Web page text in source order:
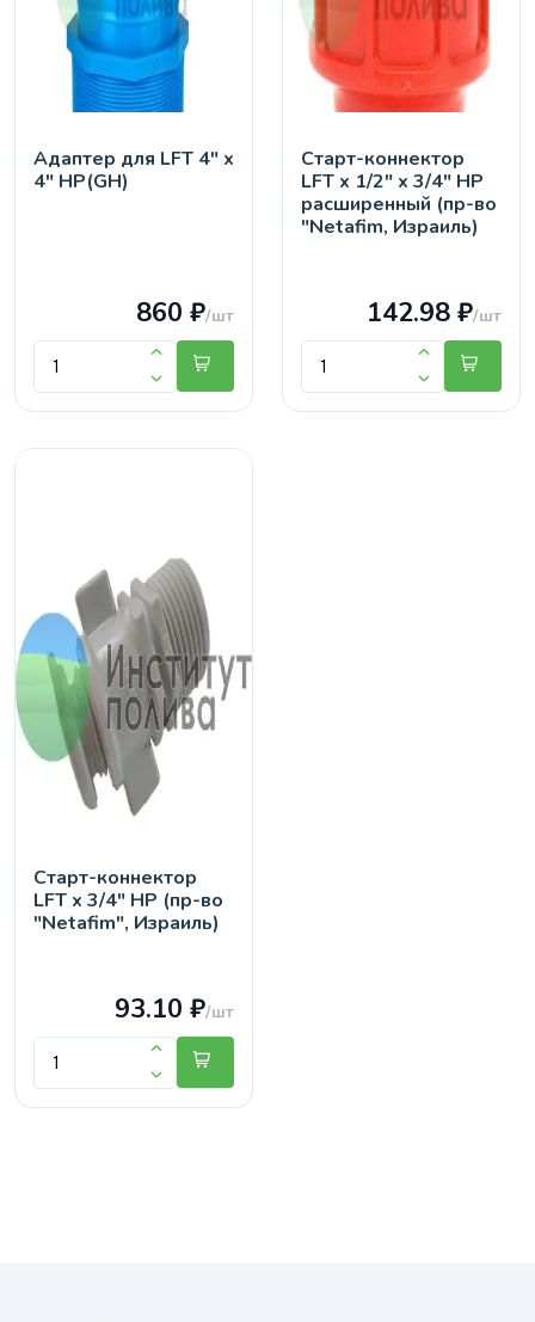
Адаптер для LFT 4" х
4" НР(GH)
860 ₽/шт
Старт-коннектор
LFT х 1/2" х 3/4" НР
расширенный (пр-во
"Netafim, Израиль)
142.98 ₽/шт
Старт-коннектор
LFT х 3/4" НР (пр-во
"Netafim", Израиль)
93.10 ₽/шт